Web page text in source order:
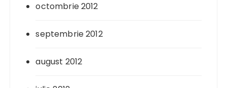
octombrie 2012
septembrie 2012
august 2012